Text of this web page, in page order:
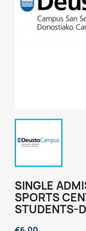
SINGLE
SPORTS
STUDENTS-